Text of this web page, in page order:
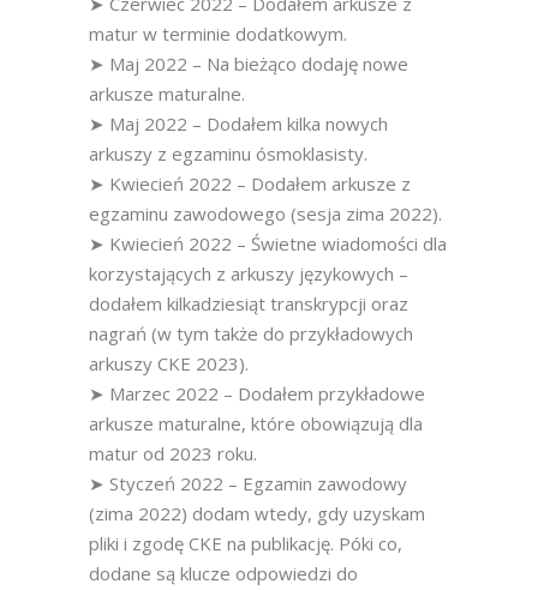
matur w terminie dodatkowym.
➤ Maj 2022 – Na bieżąco dodaję nowe
arkusze maturalne.
➤ Maj 2022 – Dodałem kilka nowych
arkuszy z egzaminu ósmoklasisty.
➤ Kwiecień 2022 – Dodałem arkusze z
egzaminu zawodowego (sesja zima 2022).
➤ Kwiecień 2022 – Świetne wiadomości dla
korzystających z arkuszy językowych –
dodałem kilkadziesiąt transkrypcji oraz
nagrań (w tym także do przykładowych
arkuszy CKE 2023).
➤ Marzec 2022 – Dodałem przykładowe
arkusze maturalne, które obowiązują dla
matur od 2023 roku.
➤ Styczeń 2022 – Egzamin zawodowy
(zima 2022) dodam wtedy, gdy uzyskam
pliki i zgodę CKE na publikację. Póki co,
dodane są klucze odpowiedzi do